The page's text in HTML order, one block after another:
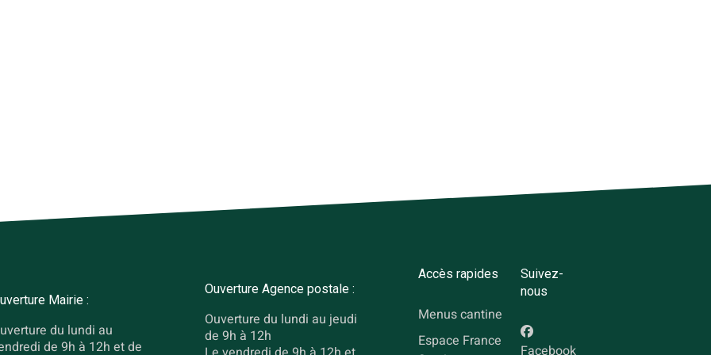
Mairie :
du lundi au
de 9h à 12h et de
Ouverture Agence postale :
Ouverture du lundi au jeudi
de 9h à 12h
Accès rapides
Menus cantine
Espace France
Suivez-
nous
Facebook